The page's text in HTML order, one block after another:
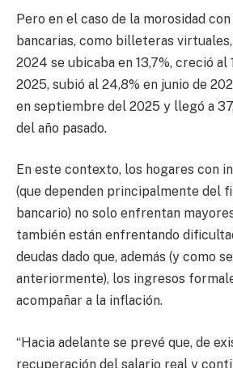
Pero en el caso de la morosidad
bancarias, como billeteras
2024 se ubicaba en 13,7%, creció al
2025, subió al 24,8% en junio de
en septiembre del 2025 y llegó a
del año pasado.
En este contexto, los hogares con
(que dependen principalmente del
bancario) no solo enfrentan
también están enfrentando
deudas dado que, además (y como
anteriormente), los ingresos
acompañar a la inflación.
“Hacia adelante se prevé que, de
recuperación del salario real y